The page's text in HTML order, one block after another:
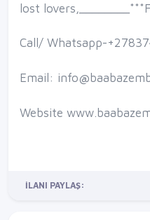
lost
Call/ Whatsapp-
Email:
Website
İLANI PAYLAŞ: